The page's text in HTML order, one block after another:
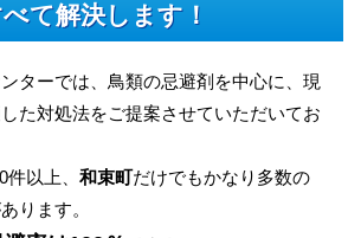
て解決します！
ターでは、鳥類の忌避剤を中心に、現
た対処法をご提案させていただいてお
以上、 和束町だけでもかなり多数の
ります。